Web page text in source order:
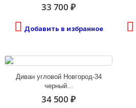
33 700 ₽
Добавить в избранное
Диван угловой Новгород-34
черный...
34 500 ₽